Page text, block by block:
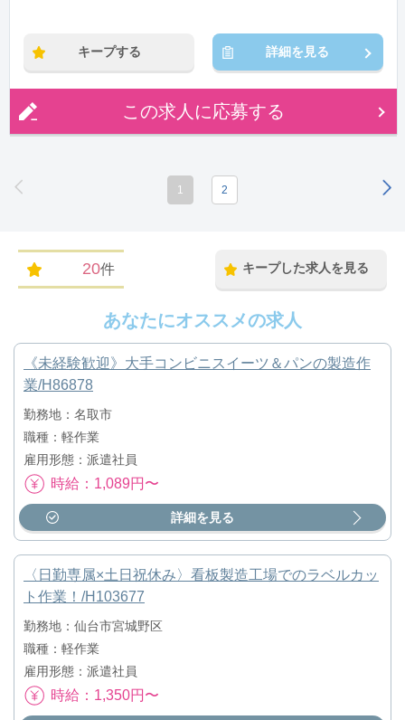
キープする 詳細を見る
この求人に応募する
1 2
20件 キープした求人を見る
あなたにオススメの求人
《未経験歓迎》大手コンビニスイーツ＆パンの製造作
業/H86878
勤務地：名取市
職種：軽作業
雇用形態：派遣社員
時給：1,089円〜
詳細を見る
〈日勤専属×土日祝休み〉看板製造工場でのラベルカッ
ト作業！/H103677
勤務地：仙台市宮城野区
職種：軽作業
雇用形態：派遣社員
時給：1,350円〜